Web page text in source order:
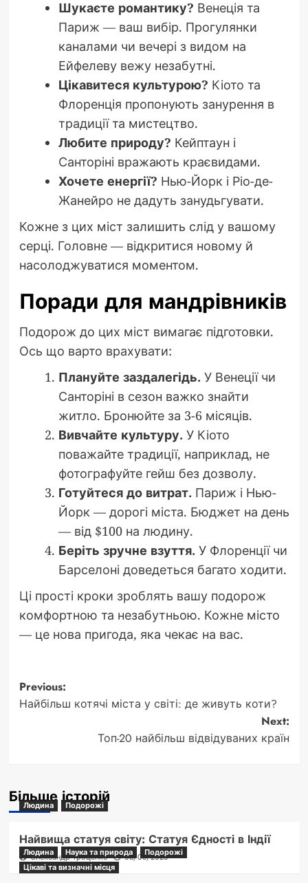
Шукаєте романтику? Венеція та
Париж — ваш вибір. Прогулянки
каналами чи вечері з видом на
Ейфелеву вежу незабутні.
Цікавитеся культурою? Кіото та
Флоренція пропонують занурення в
традиції та мистецтво.
Любите природу? Кейптаун і
Санторіні вражають краєвидами.
Хочете енергії? Нью-Йорк і Ріо-де-
Жанейро не дадуть занудьгувати.
Кожне з цих міст залишить слід у вашому
серці. Головне — відкритися новому й
насолоджуватися моментом.
Поради для мандрівників
Подорож до цих міст вимагає підготовки.
Ось що варто врахувати:
Плануйте заздалегідь. У Венеції чи
Санторіні в сезон важко знайти
житло. Бронюйте за 3-6 місяців.
Вивчайте культуру. У Кіото
поважайте традиції, наприклад, не
фотографуйте гейш без дозволу.
Готуйтеся до витрат. Париж і Нью-
Йорк — дорогі міста. Бюджет на день
— від $100 на людину.
Беріть зручне взуття. У Флоренції чи
Барселоні доведеться багато ходити.
Ці прості кроки зроблять вашу подорож
комфортною та незабутньою. Кожне місто
— це нова пригода, яка чекає на вас.
Post
navigation
Previous:
Найбільш котячі міста у світі: де живуть коти?
Next:
Топ-20 найбільш відвідуваних країн
Більше історій
Людина Подорожі
Найвища статуя світу: Статуя Єдності в Індії
Олександр Троценко 06/08/2026
Людина Наука та природа
Подорожі
Цікаві та визначні місця